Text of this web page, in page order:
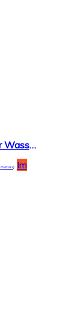
CIVO Herren Uhren Manner Wasserdicht Schwarz Leder Armbanduhr Mann Dünne Mode Luxus Coole Minimalistische Business Analoge Quarzuhren für Herren Jungen
Details)
Im